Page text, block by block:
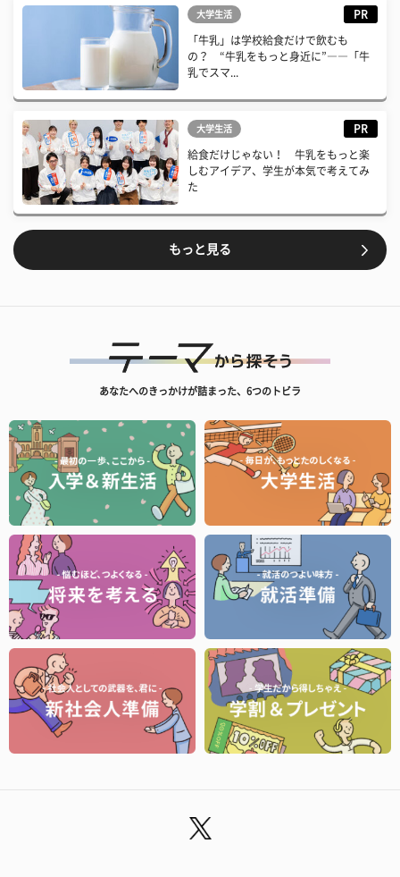
大学生活 PR
「牛乳」は学校給食だけで飲むも
の？ “牛乳をもっと身近に”――「牛
乳でスマ...
大学生活 PR
給食だけじゃない！ 牛乳をもっと楽
しむアイデア、学生が本気で考えてみ
た
もっと見る
あなたへのきっかけが詰まった、6つのトビラ